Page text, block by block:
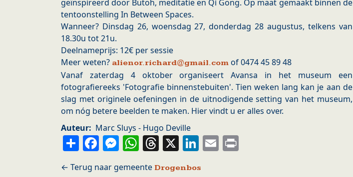
geïnspireerd door Butoh, meditatie en Qi Gong. Op maat gemaakt binnen de
tentoonstelling In Between Spaces.
Wanneer? Dinsdag 26, woensdag 27, donderdag 28 augustus, telkens van
18.30u tot 21u.
Deelnameprijs: 12€ per sessie
Meer weten? alienor.richard@gmail.com of 0474 45 89 48
Vanaf zaterdag 4 oktober organiseert Avansa in het museum een
fotografiereeks 'Fotografie binnenstebuiten'. Tien weken lang kan je aan de
slag met originele oefeningen in de uitnodigende setting van het museum,
om nóg betere beelden te maken. Hier vindt u er alles over.
Auteur
Marc Sluys - Hugo Deville
ShareFacebook
Messenger
WhatsApp
Threads
X LinkedIn
Email
Drogenbos